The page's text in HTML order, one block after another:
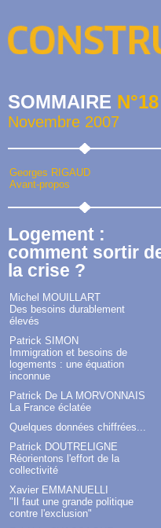
SOMMAIRE N°18
Novembre 2007
Georges RIGAUD
Avant-propos
Logement :
comment sortir
la crise ?
Michel MOUILLART
Des besoins durablement
élevés
Patrick SIMON
Immigration et besoins de
logements : une équation
inconnue
Patrick De LA MORVONNAIS
La France éclatée
Quelques données chiffrées...
Patrick DOUTRELIGNE
Réorientons l'effort de la
collectivité
Xavier EMMANUELLI
"Il faut une grande politique
contre l'exclusion"